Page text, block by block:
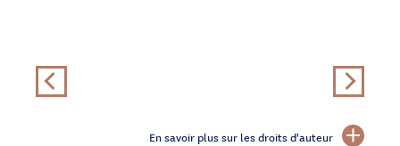
En savoir plus sur les droits d'auteur